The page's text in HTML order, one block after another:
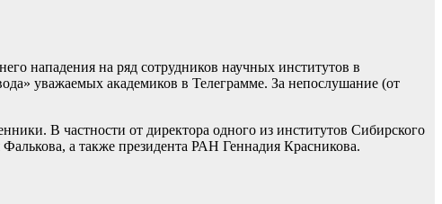
нападения на ряд сотрудников научных институтов в
уважаемых академиков в Телеграмме. За непослушание (от
В частности от директора одного из институтов Сибирского
а также президента РАН Геннадия Красникова.